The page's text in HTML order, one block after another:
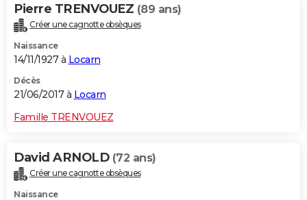
Pierre TRENVOUEZ (89 ans)
Créer une cagnotte obsèques
Naissance
14/11/1927 à Locarn
Décès
21/06/2017 à Locarn
Famille TRENVOUEZ
David ARNOLD (72 ans)
Créer une cagnotte obsèques
Naissance